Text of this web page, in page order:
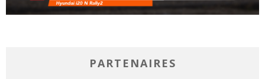
PARTENAIRES